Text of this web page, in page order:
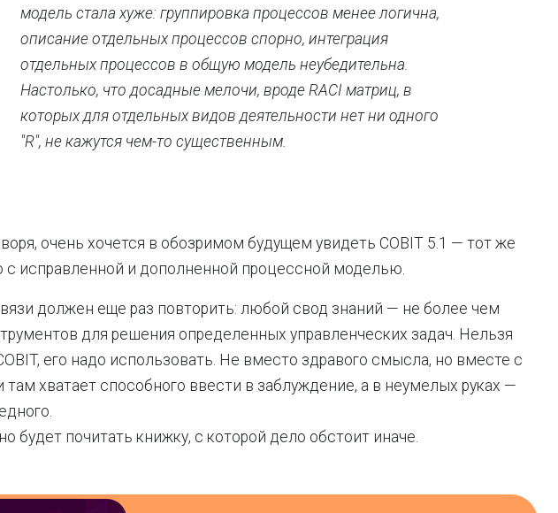
модель стала хуже: группировка процессов менее логична,
описание отдельных процессов спорно, интеграция
отдельных процессов в общую модель неубедительна.
Настолько, что досадные мелочи, вроде RACI матриц, в
которых для отдельных видов деятельности нет ни одного
"R", не кажутся чем-то существенным.
очень хочется в обозримом будущем увидеть COBIT 5.1 — тот же
с исправленной и дополненной процессной моделью.
должен еще раз повторить: любой свод знаний — не более чем
для решения определенных управленческих задач. Нельзя
его надо использовать. Не вместо здравого смысла, но вместе с
там хватает способного ввести в заблуждение, а в неумелых руках —
будет почитать книжку, с которой дело обстоит иначе.